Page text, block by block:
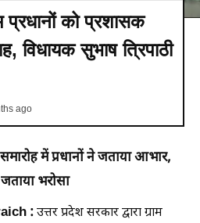
को प्रशासक
विधायक सुभाष त्रिपाठी
ago
में प्रधानों ने जताया आभार,
भरोसा
:उत्तर प्रदेश सरकार द्वारा ग्राम